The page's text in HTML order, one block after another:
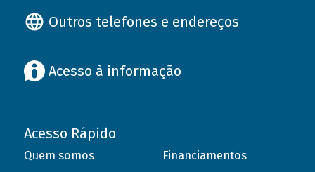
Outros telefones e endereços
Acesso à informação
Acesso Rápido
Quem somos
Financiamentos